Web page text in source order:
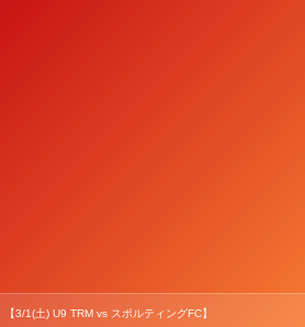
【3/1(土) U9 TRM vs スポルティングFC】